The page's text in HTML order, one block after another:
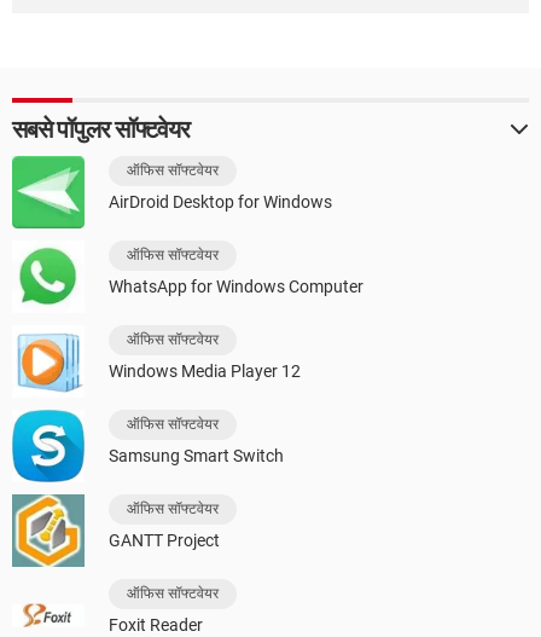
सबसे पॉपुलर सॉफ्टवेयर
ऑफिस सॉफ्टवेयर
AirDroid Desktop for Windows
ऑफिस सॉफ्टवेयर
WhatsApp for Windows Computer
ऑफिस सॉफ्टवेयर
Windows Media Player 12
ऑफिस सॉफ्टवेयर
Samsung Smart Switch
ऑफिस सॉफ्टवेयर
GANTT Project
ऑफिस सॉफ्टवेयर
Foxit Reader